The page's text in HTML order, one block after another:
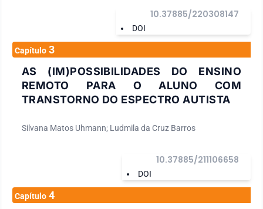
DOI
10.37885/220308147
Capítulo 3
AS (IM)POSSIBILIDADES DO ENSINO
REMOTO PARA O ALUNO COM
TRANSTORNO DO ESPECTRO AUTISTA
Silvana Matos Uhmann; Ludmila da Cruz Barros
DOI
10.37885/211106658
Capítulo 4